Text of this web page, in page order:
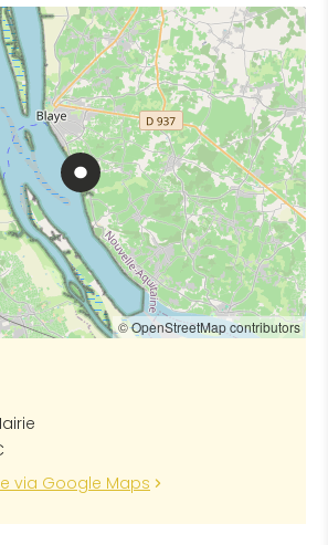
© OpenStreetMap contributors
via Google Maps